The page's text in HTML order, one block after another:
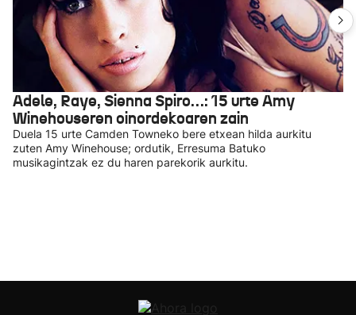
Adele, Raye, Sienna Spiro…: 15 urte Amy
Winehouseren oinordekoaren zain
Duela 15 urte Camden Towneko bere etxean hilda aurkitu
zuten Amy Winehouse; ordutik, Erresuma Batuko
musikagintzak ez du haren parekorik aurkitu.